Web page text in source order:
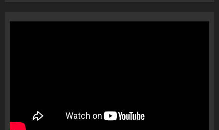
ndoqi vrenda pallatit dhe e
vrau: Çfarë thonë fqinjët